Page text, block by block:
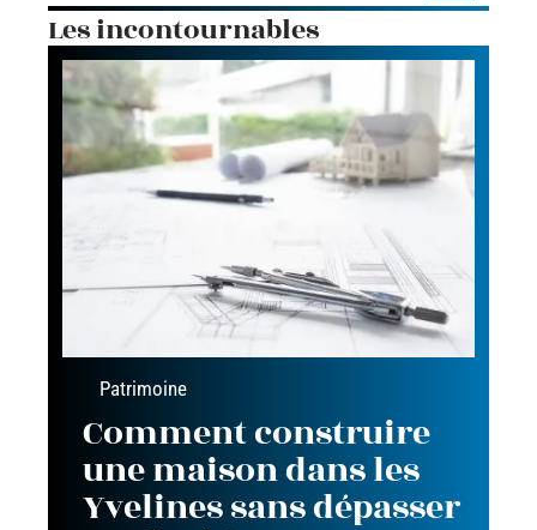
Les incontournables
Patrimoine
Comment construire
une maison dans les
Yvelines sans dépasser